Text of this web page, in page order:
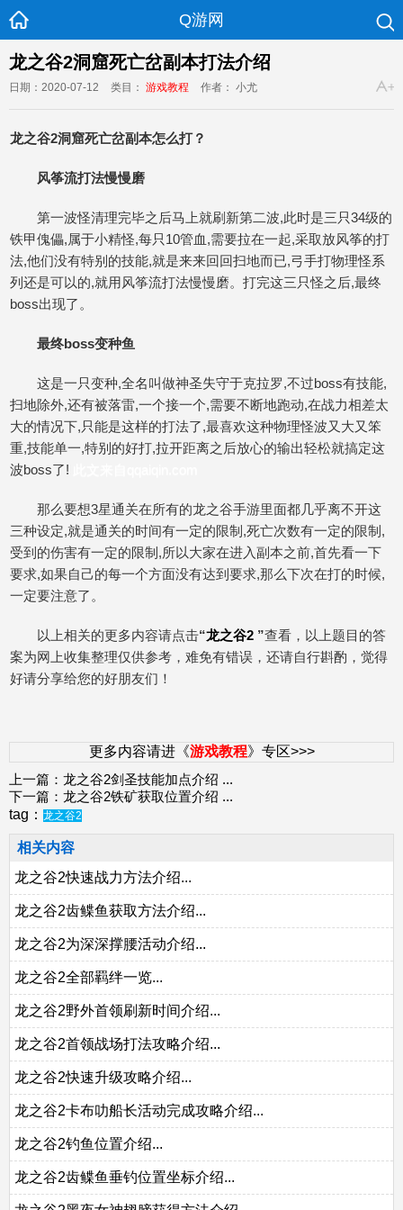
Q游网
龙之谷2洞窟死亡岔副本打法介绍
日期：2020-07-12 类目： 游戏教程 作者： 小尤
龙之谷2洞窟死亡岔副本怎么打？
风筝流打法慢慢磨
第一波怪清理完毕之后马上就刷新第二波,此时是三只34级的
铁甲傀儡,属于小精怪,每只10管血,需要拉在一起,采取放风筝的打
法,他们没有特别的技能,就是来来回回扫地而已,弓手打物理怪系
列还是可以的,就用风筝流打法慢慢磨。打完这三只怪之后,最终
boss出现了。
最终boss变种鱼
这是一只变种,全名叫做神圣失守于克拉罗,不过boss有技能,
扫地除外,还有被落雷,一个接一个,需要不断地跑动,在战力相差太
大的情况下,只能是这样的打法了,最喜欢这种物理怪波又大又笨
重,技能单一,特别的好打,拉开距离之后放心的输出轻松就搞定这
波boss了!
那么要想3星通关在所有的龙之谷手游里面都几乎离不开这
三种设定,就是通关的时间有一定的限制,死亡次数有一定的限制,
受到的伤害有一定的限制,所以大家在进入副本之前,首先看一下
要求,如果自己的每一个方面没有达到要求,那么下次在打的时候,
一定要注意了。
以上相关的更多内容请点击“龙之谷2 ”查看，以上题目的答
案为网上收集整理仅供参考，难免有错误，还请自行斟酌，觉得
好请分享给您的好朋友们！
更多内容请进《游戏教程》专区>>>
上一篇： 龙之谷2剑圣技能加点介绍 ...
下一篇： 龙之谷2铁矿获取位置介绍 ...
tag： 龙之谷2
相关内容
龙之谷2快速战力方法介绍...
龙之谷2齿鲽鱼获取方法介绍...
龙之谷2为深深撑腰活动介绍...
龙之谷2全部羁绊一览...
龙之谷2野外首领刷新时间介绍...
龙之谷2首领战场打法攻略介绍...
龙之谷2快速升级攻略介绍...
龙之谷2卡布叻船长活动完成攻略介绍...
龙之谷2钓鱼位置介绍...
龙之谷2齿鲽鱼垂钓位置坐标介绍...